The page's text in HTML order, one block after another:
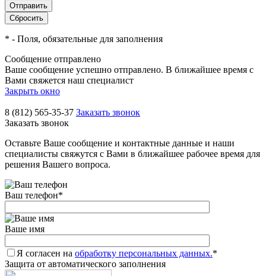
* - Поля, обязательные для заполнения
Сообщение отправлено
Ваше сообщение успешно отправлено. В ближайшее время с
Вами свяжется наш специалист
Закрыть окно
8 (812) 565-35-37 Заказать звонок
Заказать звонок
Оставьте Ваше сообщение и контактные данные и наши
специалисты свяжутся с Вами в ближайшее рабочее время для
решения Вашего вопроса.
Ваш телефон*
Ваше имя
Я согласен на обработку персональных данных.*
Защита от автоматического заполнения